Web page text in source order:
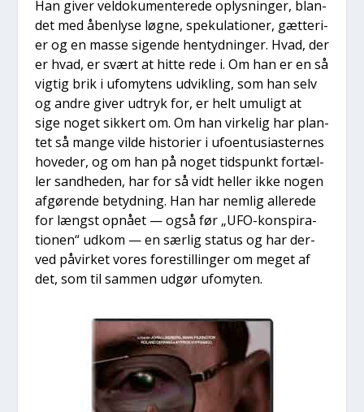
Han giver vel­do­ku­men­te­re­de oplys­nin­ger, blan­
det med åben­ly­se løg­ne, spe­ku­la­tio­ner, gæt­te­ri­
er og en mas­se sigen­de hen­tyd­nin­ger. Hvad, der
er hvad, er svært at hit­te rede i. Om han er en så
vig­tig brik i ufo­mytens udvik­ling, som han selv
og andre giver udtryk for, er helt umu­ligt at
sige noget sik­kert om. Om han vir­ke­lig har plan­
tet så man­ge vil­de histo­ri­er i ufo­en­tu­si­a­ster­nes
hove­d­er, og om han på noget tids­punkt for­tæl­
ler sand­he­den, har for så vidt hel­ler ikke nogen
afgø­ren­de betyd­ning. Han har nem­lig alle­re­de
for længst opnå­et — også før „UFO-kon­spira­
tio­nen“ udkom — en sær­lig sta­tus og har der­
ved påvir­ket vores fore­stil­lin­ger om meget af
det, som til sam­men udgør ufo­myten.